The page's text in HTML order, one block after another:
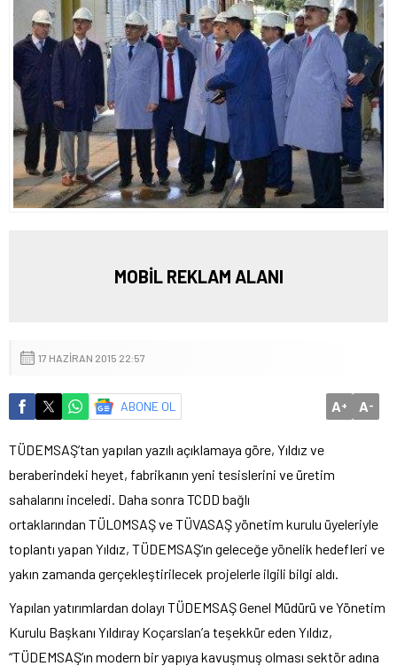
MOBİL REKLAM ALANI
17 HAZIRAN 2015 22:57
ABONE OL A+ A-
TÜDEMSAŞ’tan yapılan yazılı açıklamaya göre, Yıldız ve
beraberindeki heyet, fabrikanın yeni tesislerini ve üretim
sahalarını inceledi. Daha sonra TCDD bağlı
ortaklarından TÜLOMSAŞ ve TÜVASAŞ yönetim kurulu üyeleriyle
toplantı yapan Yıldız, TÜDEMSAŞ’ın geleceğe yönelik hedefleri ve
yakın zamanda gerçekleştirilecek projelerle ilgili bilgi aldı.
Yapılan yatırımlardan dolayı TÜDEMSAŞ Genel Müdürü ve Yönetim
Kurulu Başkanı Yıldıray Koçarslan’a teşekkür eden Yıldız,
“TÜDEMSAŞ’ın modern bir yapıya kavuşmuş olması sektör adına